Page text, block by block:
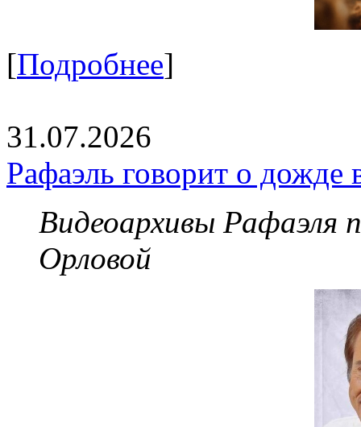
[Подробнее]
31.07.2026
Рафаэль говорит о дожде
Видеоархивы Рафаэля
Орловой